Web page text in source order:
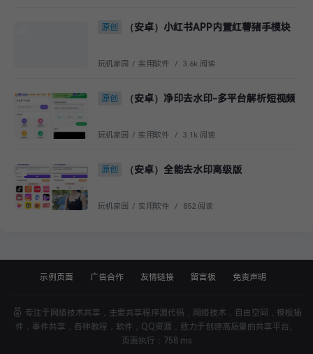
原创 （安卓）小红书APP内置红薯猪手模块
玩机家园 / 实用软件 / 3.6k 阅读
原创 （安卓）净印去水印-多平台解析短视频
玩机家园 / 实用软件 / 3.1k 阅读
原创 （安卓）全能去水印高级版
玩机家园 / 实用软件 / 852 阅读
示例页面 广告合作 友情链接 留言板 免责声明
专注于网络技术共享，主要共享程序源代码，网络技术，自由空间，模板插
件，事件共享，各种教程，软件，QQ资源，致力于创建高质量的共享平台。
页面执行：758 ms